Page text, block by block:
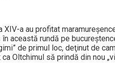
XIV-a au profitat
această rundă pe
de primul loc, deţinut de
Oltchimul să prindă din nou